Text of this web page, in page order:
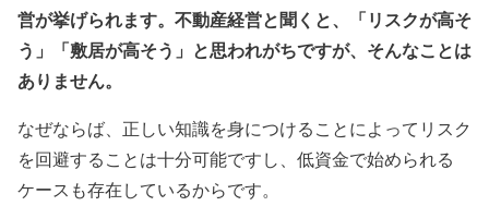
営が挙げられます。不動産経営と聞くと、「リスクが高そ
う」「敷居が高そう」と思われがちですが、そんなことは
ありません。
なぜならば、正しい知識を身につけることによってリスク
を回避することは十分可能ですし、低資金で始められる
ケースも存在しているからです。